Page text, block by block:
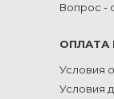
Вопрос -
ОПЛАТА
Условия
Условия